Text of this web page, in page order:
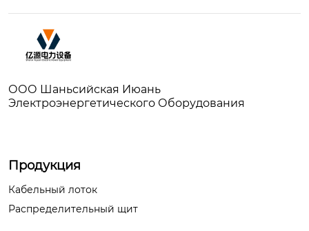
ООО Шаньсийская Июань
Электроэнергетического Оборудования
Продукция
Кабельный лоток
Распределительный щит